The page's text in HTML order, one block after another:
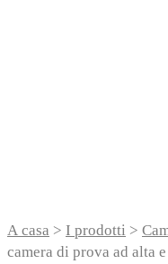
A casa > I prodotti >
camera di prova ad alta